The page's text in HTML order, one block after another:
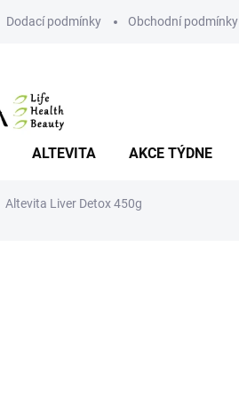
Dodací podmínky Obchodní podmínky
ALTEVITA AKCE TÝDNE
Altevita Liver Detox 450g